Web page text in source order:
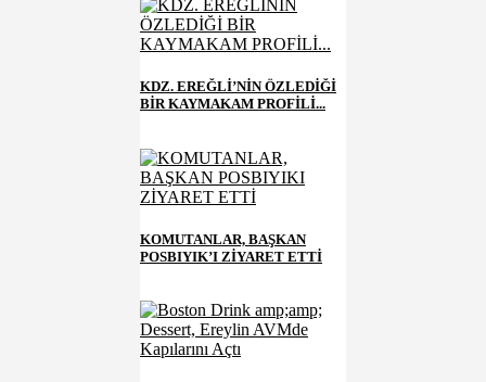
KDZ. EREĞLİ’NİN ÖZLEDİĞİ
BİR KAYMAKAM PROFİLİ...
KOMUTANLAR, BAŞKAN
POSBIYIK’I ZİYARET ETTİ